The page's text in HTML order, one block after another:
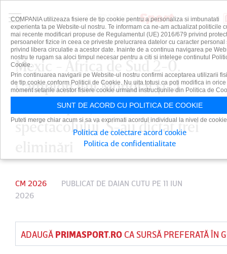
Mexic - Africa de Sud 2-0.
Campionatul Mondial şi-a
deschis porţile sub semnul
spectacolului. S-au dictat trei
CM 2026 PUBLICAT DE DAIAN CUTU PE 11 IUN
2026
ADAUGĂ PRIMASPORT.ROCA SURSĂ PREFERATĂ ÎN
COMPANIA utilizeaza fisiere de tip cookie pentru a personaliza si imbunatati
experienta ta pe Website-ul nostru. Te informam ca ne-am actualizat politicile
mai recente modificari propuse de Regulamentul (UE) 2016/679 privind
persoanelor fizice in ceea ce priveste prelucrarea datelor cu caracter personal
privind libera circulatie a acestor date. Inainte de a continua navigarea pe
nostru te rugam sa aloci timpul necesar pentru a citi si intelege continutul
Cookie.
Prin continuarea navigarii pe Website-ul nostru confirmi acceptarea utilizarii
de tip cookie conform Politicii de Cookie. Nu uita totusi ca poti modifica in orice
moment setarile acestor fisiere cookie urmand instructiunile din Politica de
SUNT DE ACORD CU POLITICA DE COOKIE
Puteti merge chiar acum si sa va exprimati acordul individual la nivel de
Politica de colectare acord cookie
Politica de confidentialitate